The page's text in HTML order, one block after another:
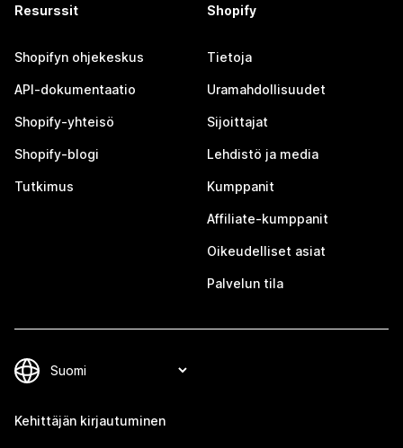
Resurssit
Shopifyn ohjekeskus
API-dokumentaatio
Shopify-yhteisö
Shopify-blogi
Tutkimus
Shopify
Tietoja
Uramahdollisuudet
Sijoittajat
Lehdistö ja media
Kumppanit
Affiliate-kumppanit
Oikeudelliset asiat
Palvelun tila
Kehittäjän kirjautuminen